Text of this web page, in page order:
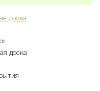
доска
доска